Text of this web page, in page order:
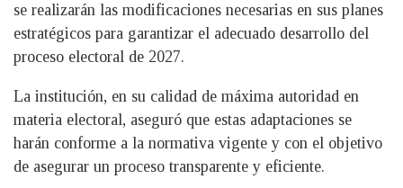
se realizarán las modificaciones necesarias en sus planes
estratégicos para garantizar el adecuado desarrollo del
proceso electoral de 2027.
La institución, en su calidad de máxima autoridad en
materia electoral, aseguró que estas adaptaciones se
harán conforme a la normativa vigente y con el objetivo
de asegurar un proceso transparente y eficiente.